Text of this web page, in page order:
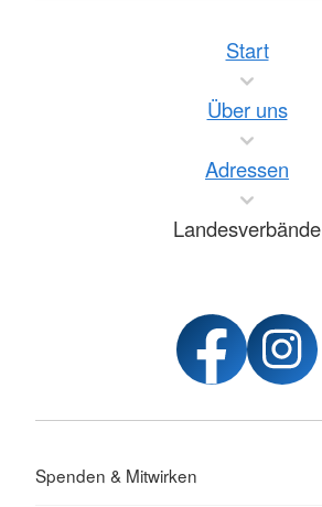
Start
Über uns
Adressen
Landesverbände
Spenden & Mitwirken